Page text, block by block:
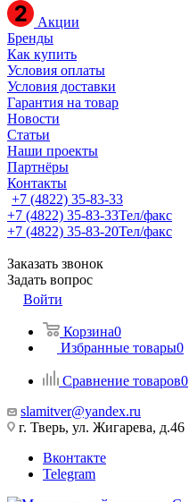
Акции
Бренды
Как купить
Условия оплаты
Условия доставки
Гарантия на товар
Новости
Статьи
Наши проекты
Партнёры
Контакты
+7 (4822) 35-83-33
+7 (4822) 35-83-33Тел/факс
+7 (4822) 35-83-20Тел/факс
Заказать звонок
Задать вопрос
Войти
Корзина0
Избранные товары0
Сравнение товаров0
slamitver@yandex.ru
г. Тверь, ул. Жигарева, д.46
Вконтакте
Telegram